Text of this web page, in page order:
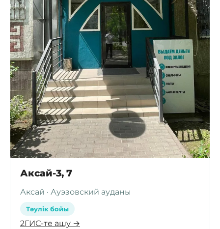
Аксай-3, 7
Аксай · Ауэзовский ауданы
Тәулік бойы
2ГИС-те ашу →